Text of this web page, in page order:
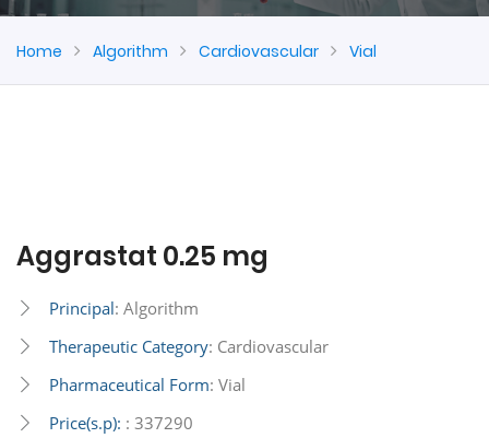
Home Algorithm Cardiovascular Vial
Aggrastat 0.25 mg
Principal: Algorithm
Therapeutic Category: Cardiovascular
Pharmaceutical Form: Vial
Price(s.p): : 337290